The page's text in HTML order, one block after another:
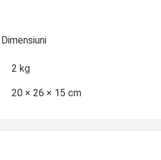
Dimensiuni
2 kg
20 × 26 × 15 cm